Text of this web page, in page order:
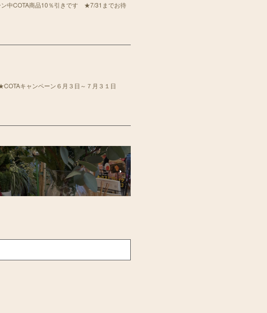
ン中COTA商品10％引きです ★7/31までお待
キャンペーン６月３日～７月３１日